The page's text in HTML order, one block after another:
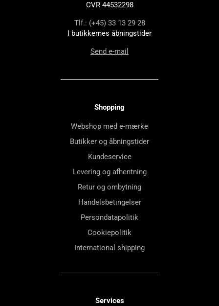
CVR 44532298
Tlf.: (+45) 33 13 29 28
I butikkernes åbningstider
Send e-mail
Shopping
Webshop med e-mærke
Butikker og åbningstider
Kundeservice
Levering og afhentning
Retur og ombytning
Handelsbetingelser
Persondatapolitik
Cookiepolitik
International shipping
Services